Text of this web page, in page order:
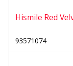
Hismile Red
93571074